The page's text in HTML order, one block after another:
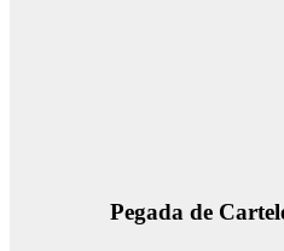
Pegada de